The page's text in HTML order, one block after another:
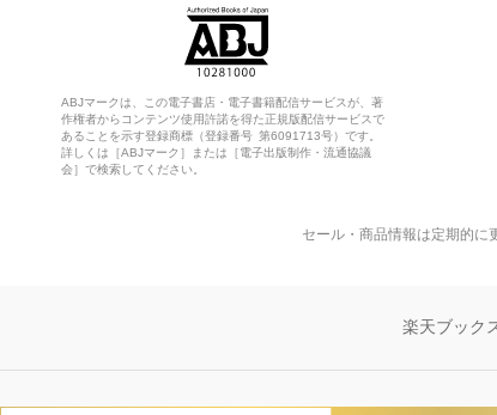
ABJマークは、この電子書店・電子書籍配信サービスが、著
作権者からコンテンツ使用許諾を得た正規版配信サービスで
あることを示す登録商標（登録番号 第6091713号）です。
詳しくは［ABJマーク］または［電子出版制作・流通協議
会］で検索してください。
セール・商品情報は定期的に
楽天ブック